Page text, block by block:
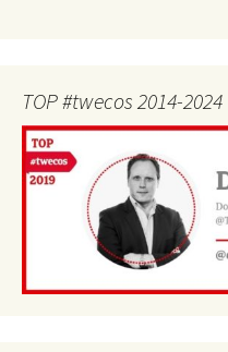
TOP #twecos 2014-2024